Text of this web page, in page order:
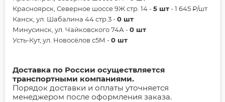
Красноярск, Северное шоссе 9Ж стр. 14 -5 шт- 1 645 ₽/шт
Канск, ул. Шабалина 44 стр.3 -0 шт
Минусинск, ул. Чайковского 74А -0 шт
Усть-Кут, ул. Новосёлов с5М -0 шт
Доставка по России осуществляется
транспортными компаниями.
Порядок доставки и оплаты уточняется
менеджером после оформления заказа.